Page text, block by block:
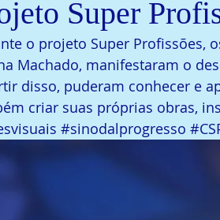
Super
o projeto Super Profissões,
Machado, manifestaram o
disso, puderam conhecer e
criar suas próprias obras,
#sinodalprogresso